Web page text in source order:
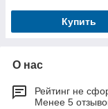
Купить
О нас
Рейтинг не
Менее 5